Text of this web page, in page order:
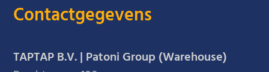
Contactgegevens
TAPTAP B.V. | Patoni Group (Warehouse)